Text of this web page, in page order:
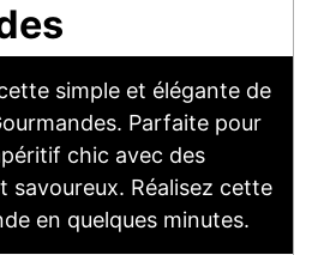
simple et élégante de
Parfaite pour
chic avec des
savoureux. Réalisez cette
en quelques minutes.